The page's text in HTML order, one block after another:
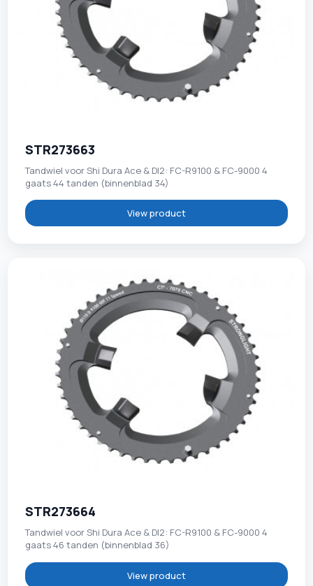
STR273663
Tandwiel voor Shi Dura Ace & DI2: FC-R9100 & FC-9000 4
gaats 44 tanden (binnenblad 34)
View product
STR273664
Tandwiel voor Shi Dura Ace & DI2: FC-R9100 & FC-9000 4
gaats 46 tanden (binnenblad 36)
View product